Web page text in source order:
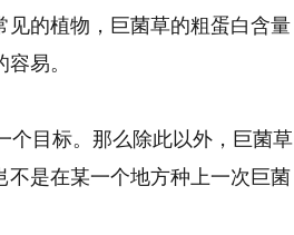
的植物，巨菌草的粗蛋白含量
易。
个目标。那么除此以外，巨菌草
是在某一个地方种上一次巨菌